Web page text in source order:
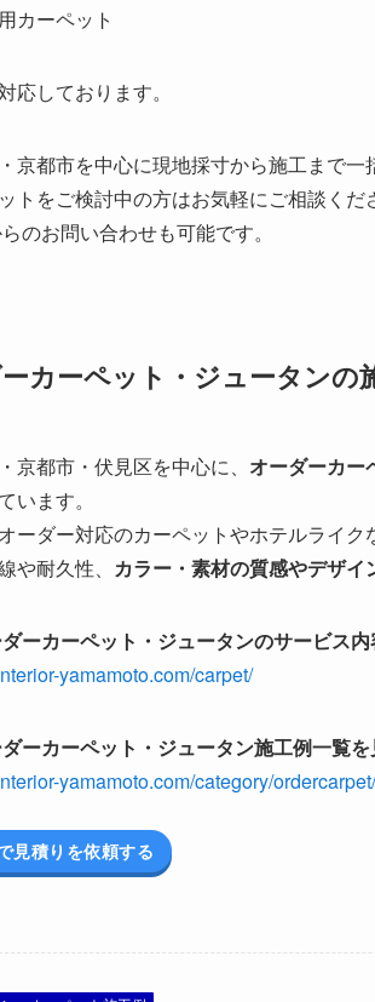
カーペット
応しております。
京都市を中心に現地採寸から施工まで一
トをご検討中の方はお気軽にご相談くだ
のお問い合わせも可能です。
カーペット・ジュータンの
京都市・伏見区を中心に、 オーダーカー
います。
ーダー対応のカーペットやホテルライ
や耐久性、 カラー・素材の質感やデザイ
ーカーペット・ジュータンのサービス
yamamoto.com/carpet/
ーカーペット・ジュータン施工例一覧を
yamamoto.com/category/ordercarpet/
見積りを依頼する